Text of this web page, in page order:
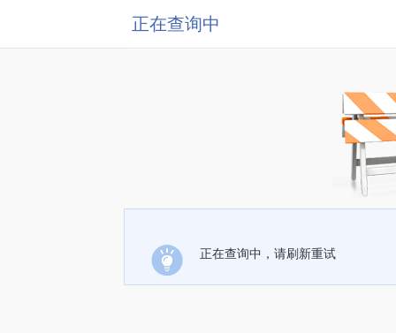
正在查询中
正在查询中，请刷新重试